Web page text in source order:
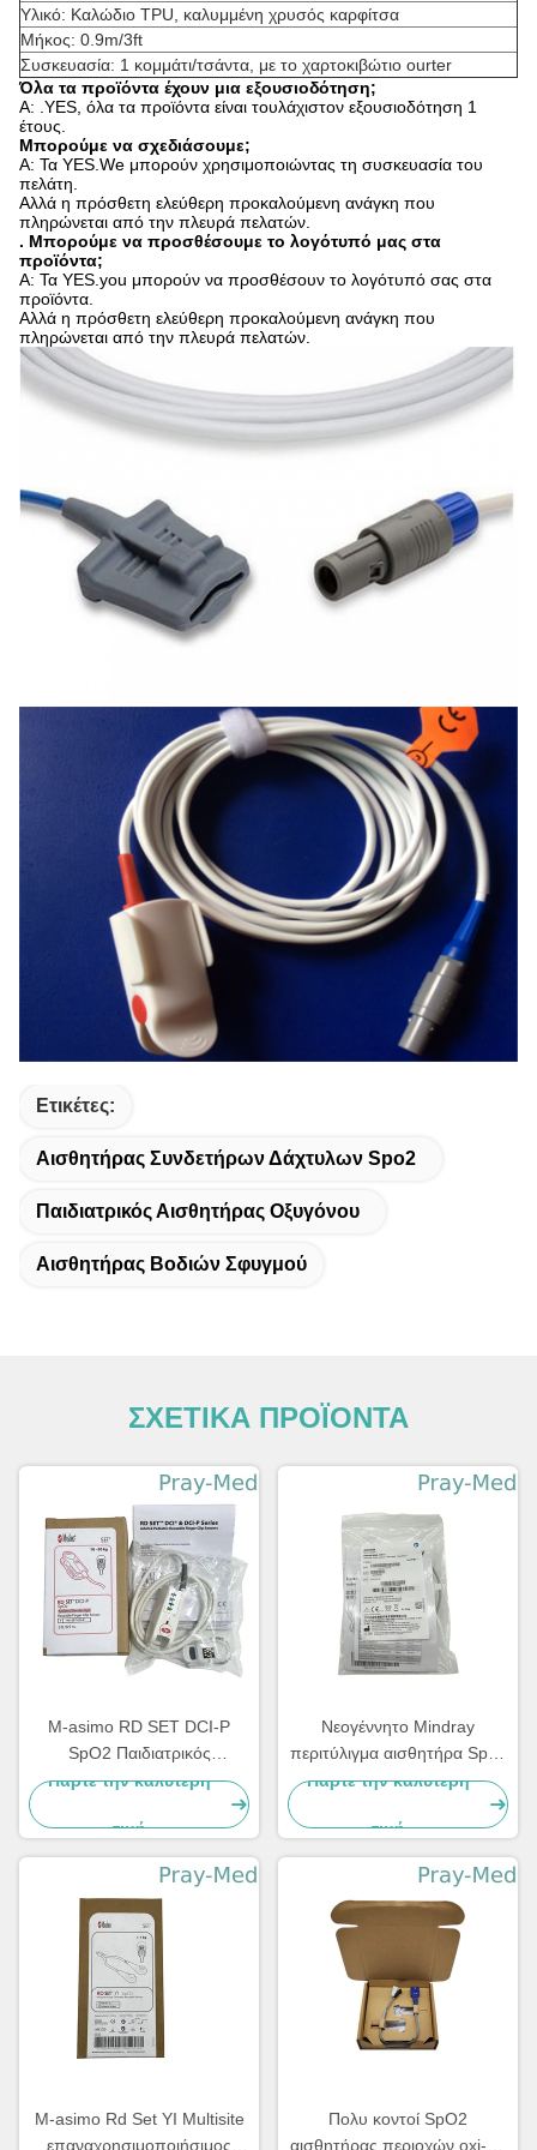
Υλικό: Καλώδιο TPU, καλυμμένη χρυσός καρφίτσα
Μήκος: 0.9m/3ft
Συσκευασία: 1 κομμάτι/τσάντα, με το χαρτοκιβώτιο ourter
Όλα τα προϊόντα έχουν μια εξουσιοδότηση;
Α: .YES, όλα τα προϊόντα είναι τουλάχιστον εξουσιοδότηση 1
έτους.
Μπορούμε να σχεδιάσουμε;
Α: Τα YES.We μπορούν χρησιμοποιώντας τη συσκευασία του
πελάτη.
Αλλά η πρόσθετη ελεύθερη προκαλούμενη ανάγκη που
πληρώνεται από την πλευρά πελατών.
. Μπορούμε να προσθέσουμε το λογότυπό μας στα
προϊόντα;
Α: Τα YES.you μπορούν να προσθέσουν το λογότυπό σας στα
προϊόντα.
Αλλά η πρόσθετη ελεύθερη προκαλούμενη ανάγκη που
πληρώνεται από την πλευρά πελατών.
Ετικέτες:
Αισθητήρας Συνδετήρων Δάχτυλων Spo2
Παιδιατρικός Αισθητήρας Οξυγόνου
Αισθητήρας Βοδιών Σφυγμού
ΣΧΕΤΙΚΑ ΠΡΟΪΟΝΤΑ
M-asimo RD SET DCI-P
SpO2 Παιδιατρικός
αισθητήρας πολλαπλών
Πάρτε την καλύτερη
τιμή
Νεογέννητο Mindray
περιτύλιγμα αισθητήρα Spo2
Δελφίνι μοτίβα 115-050154-
Πάρτε την καλύτερη
τιμή
M-asimo Rd Set YI Multisite
επαναχρησιμοποιήσιμος
Πολυ κοντοί SpO2
αισθητήρας περιοχών oxi-P/I